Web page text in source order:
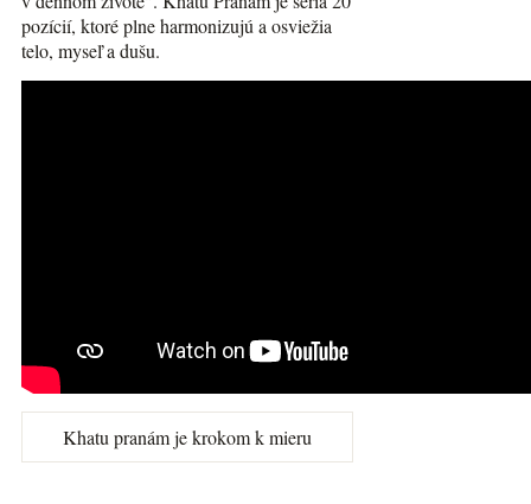
pozícií, ktoré plne harmonizujú a osviežia
telo, myseľ a dušu.
Khatu pranám je krokom k mieru